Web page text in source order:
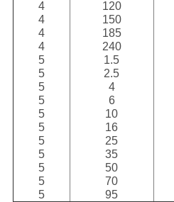
4
4
4
4
5
5
5
5
5
5
5
5
5
5
5
120
150
185
240
1.5
2.5
4
6
10
16
25
35
50
70
95